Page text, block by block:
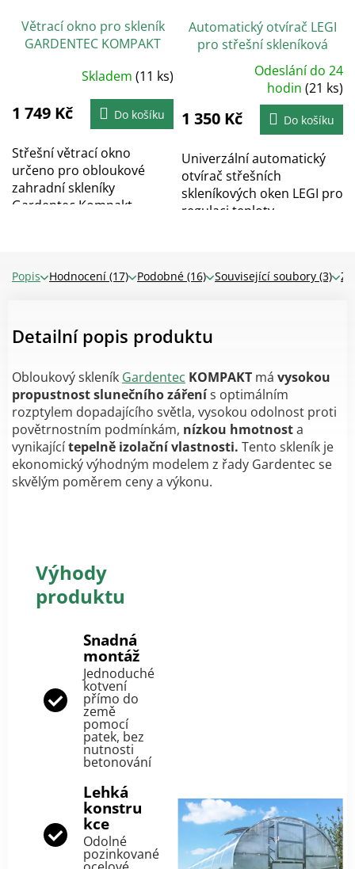
Větrací okno pro skleník
GARDENTEC KOMPAKT
Skladem (11 ks)
1 749 Kč Do košíku
Střešní větrací okno
určeno pro obloukové
zahradní skleníky
Gardentec Kompakt.
Automatický otvírač LEGI
pro střešní skleníková
okna - univerzální
5,0
z
Odeslání do 24
hodin(21 ks)
1 350 Kč Do košíku
Univerzální automatický
otvírač střešních
skleníkových oken LEGI pro
regulaci teploty...
Popis Podobné (16) Související soubory (3)
Hodnocení (17)
Detailní popis produktu
Obloukový skleník Gardentec KOMPAKT má vysokou
propustnost slunečního zářenís optimálním
rozptylem dopadajícího světla, vysokou odolnost proti
povětrnostním podmínkám, nízkou hmotnosta
vynikajícítepelně izolační vlastnosti. Tento skleník je
ekonomický výhodným modelem z řady Gardentec se
skvělým poměrem ceny a výkonu.
Výhody
produktu
Snadná
montáž
Jednoduché
kotvení
přímo do
země
pomocí
patek, bez
nutnosti
betonování
Lehká
konstru
kce
Odolné
pozinkované